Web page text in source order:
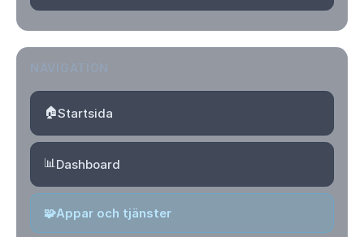
🏠Startsida
📊Dashboard
🧩Appar och tjänster